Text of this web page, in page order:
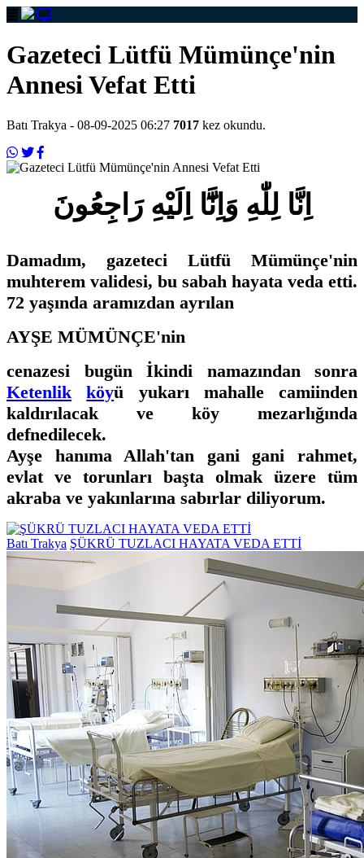
Gazeteci Lütfü Mümünçe'nin
Annesi Vefat Etti
Batı Trakya - 08-09-2025 06:27 7017 kez okundu.
اِنَّا لِلّٰهِ وَاِنَّٓا اِلَيْهِ رَاجِعُونَ
Damadım, gazeteci Lütfü Mümünçe'nin
muhterem validesi, bu sabah hayata veda etti.
72 yaşında aramızdan ayrılan
AYŞE MÜMÜNÇE'nin
cenazesi bugün İkindi namazından sonra
Ketenlik
köyü yukarı mahalle camiinden
kaldırılacak ve köy mezarlığında
defnedilecek.
Ayşe hanıma Allah'tan gani gani rahmet,
evlat ve torunları başta olmak üzere tüm
akraba ve yakınlarına sabırlar diliyorum.
Batı Trakya ŞÜKRÜ TUZLACI HAYATA VEDA ETTİ